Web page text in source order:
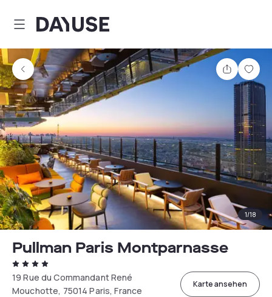
Dayuse
Teilen
1/18
Pullman Paris Montparnasse
19 Rue du Commandant René
Mouchotte, 75014 Paris, France
Karte ansehen